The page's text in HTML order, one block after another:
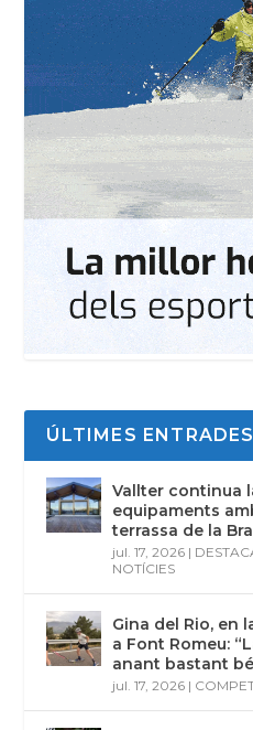
ÚLTIMES ENTRADES
Vallter continua
equipaments
terrassa de la
jul. 17, 2026 |
NOTÍCIES
Gina del Rio, en
a Font Romeu:
anant bastant
jul. 17, 2026 |